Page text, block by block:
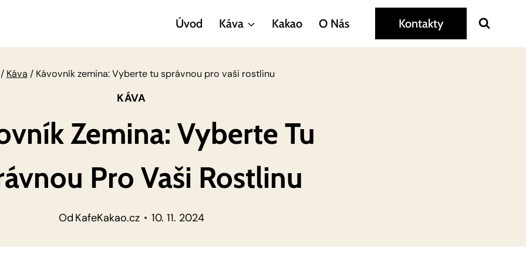
Úvod Káva Kakao O Nás Kontakty
/ Káva / Kávovník zemina: Vyberte tu správnou pro vaši rostlinu
KÁVA
Zemina: Vyberte Tu
Pro Vaši Rostlinu
Od KafeKakao.cz 10. 11. 2024